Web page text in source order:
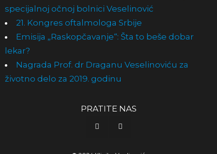
specijalnoj očnoj bolnici Veselinović
21. Kongres oftalmologa Srbije
Emisija „Raskopčavanje“: Šta to beše dobar
lekar?
Nagrada Prof. dr Draganu Veselinoviću za
životno delo za 2019. godinu
PRATITE NAS